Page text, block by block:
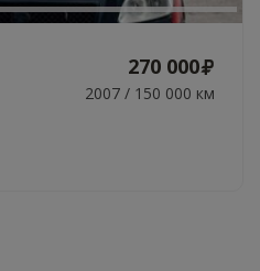
270 000
2007 / 150 000 км